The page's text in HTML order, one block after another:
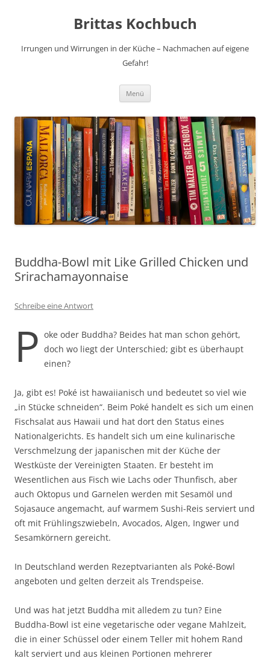
Brittas Kochbuch
Irrungen und Wirrungen in der Küche – Nachmachen auf eigene
Gefahr!
Menü
Buddha-Bowl mit Like Grilled Chicken und
Srirachamayonnaise
Schreibe eine Antwort
P oke oder Buddha? Beides hat man schon gehört,
doch wo liegt der Unterschied; gibt es überhaupt
einen?
Ja, gibt es! Poké ist hawaiianisch und bedeutet so viel wie
„in Stücke schneiden“. Beim Poké handelt es sich um einen
Fischsalat aus Hawaii und hat dort den Status eines
Nationalgerichts. Es handelt sich um eine kulinarische
Verschmelzung der japanischen mit der Küche der
Westküste der Vereinigten Staaten. Er besteht im
Wesentlichen aus Fisch wie Lachs oder Thunfisch, aber
auch Oktopus und Garnelen werden mit Sesamöl und
Sojasauce angemacht, auf warmem Sushi-Reis serviert und
oft mit Frühlingszwiebeln, Avocados, Algen, Ingwer und
Sesamkörnern gereicht.
In Deutschland werden Rezeptvarianten als Poké-Bowl
angeboten und gelten derzeit als Trendspeise.
Und was hat jetzt Buddha mit alledem zu tun? Eine
Buddha-Bowl ist eine vegetarische oder vegane Mahlzeit,
die in einer Schüssel oder einem Teller mit hohem Rand
kalt serviert und aus kleinen Portionen mehrerer